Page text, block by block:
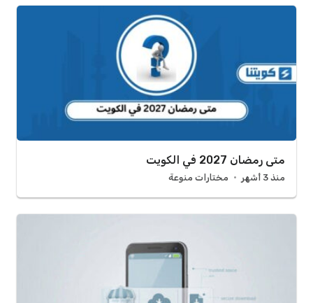
متى رمضان 2027 في الكويت
منذ 3 أشهر مختارات منوعة